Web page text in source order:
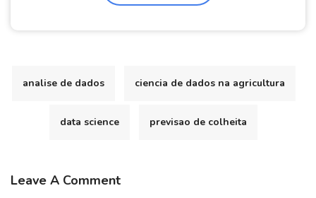
analise de dados ciencia de dados na agricultura
data science previsao de colheita
Leave A Comment